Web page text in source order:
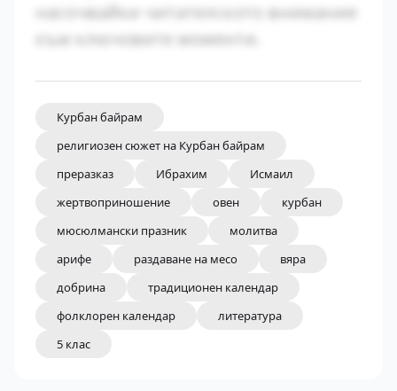
насочвайки читателското внимание
към ключовите моменти.
Курбан байрам
религиозен сюжет на Курбан байрам
преразказ
Ибрахим
Исмаил
жертвоприношение
овен
курбан
мюсюлмански празник
молитва
арифе
раздаване на месо
вяра
добрина
традиционен календар
фолклорен календар
литература
5 клас